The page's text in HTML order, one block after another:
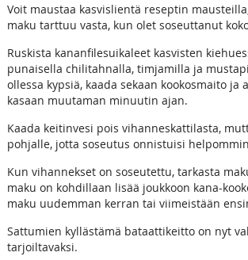
Voit maustaa kasvislientä reseptin
maku tarttuu vasta, kun olet soseuttanut
Ruskista kananfilesuikaleet kasvisten
punaisella chilitahnalla, timjamilla ja
ollessa kypsiä, kaada sekaan kookosmaito ja
kasaan muutaman minuutin ajan.
Kaada keitinvesi pois vihanneskattilasta,
pohjalle, jotta soseutus onnistuisi
Kun vihannekset on soseutettu, tarkasta
maku on kohdillaan lisää joukkoon kana-
maku uudemman kerran tai viimeistään
Sattumien kyllästämä bataattikeitto on nyt
tarjoiltavaksi.